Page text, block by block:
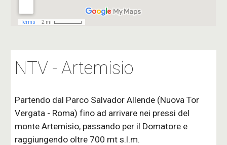
NTV - Artemisio
Partendo dal Parco Salvador Allende (Nuova Tor
Vergata - Roma) fino ad arrivare nei pressi del
monte Artemisio, passando per il Domatore e
raggiungendo oltre 700 mt s.l.m.